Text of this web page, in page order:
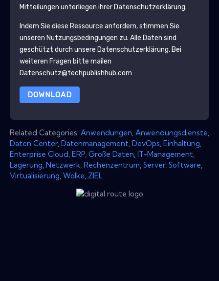
Mitteilungen unterliegen ihrer Datenschutzerklärung.
Indem Sie diese Ressource anfordern, stimmen Sie
unseren Nutzungsbedingungen zu. Alle Daten sind
geschützt durch unsere Datenschutzerklärung. Bei
weiteren Fragen bitte mailen
Datenschutz@techpublishhub.com
DOWNLOAD
Related Categories: Anwendungen Anwendungsdienste
Daten Center, Datenmanagement DevOps Einhaltung
Enterprise Cloud ERP Große Daten IT-Management
Lagerung Netzwerk Rechenzentrum Server, Software
Virtualisierung Wolke ZIEL